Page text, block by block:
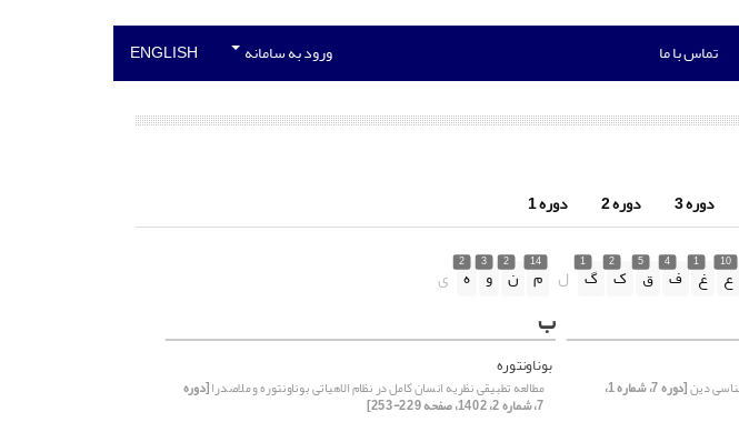
تماس با ما ورود به سامانه ENGLISH
دوره 3 دوره 2 دوره 1
10
ع
1
غ
4
ف
5
ق
2
ک
1
گ ل
14
م
2
ن
3
و
2
ه ی
[دوره 7، شماره 1،
ب
بوناونتوره
مطالعه تطبیقی نظریه انسان کامل در نظام الاهیاتی بوناونتوره و ملاصدرا[دوره
7، شماره 2، 1402، صفحه 229-253]